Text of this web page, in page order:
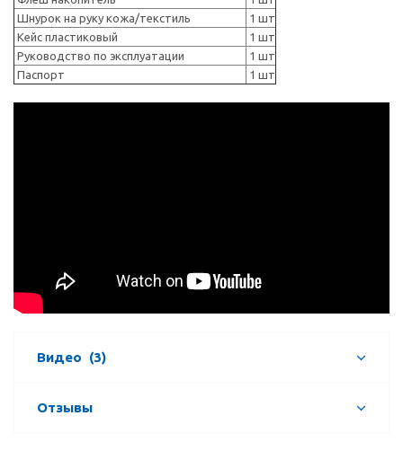
Шнурок на руку кожа/текстиль
1 шт
Кейс пластиковый
1 шт
Руководство по эксплуатации
1 шт
Паспорт
1 шт
Видео (3)
Отзывы